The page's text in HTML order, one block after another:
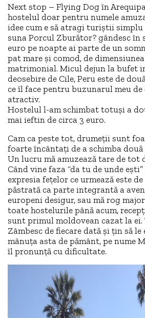
Next stop – Flying Dog în
hostelul doar pentru numele
idee cum e să atragi turiștii simplu
suna Porcul Zburător? gândesc în
euro pe noapte ai parte de un
pat mare și comod, de
matrimonial. Micul dejun la bufet
deosebire de Cile, Peru este de
ce îl face pentru buzunarul meu
atractiv.
Hostelul l-am schimbat totuși a
mai ieftin de circa 3 euro.
Cam ca peste tot, drumeții sunt
foarte încântați de a schimba două
Un lucru mă amuzează tare de tot
Când vine faza “da tu de unde
expresia fețelor ce urmează este
păstrată ca parte integrantă a
europeni desigur, sau mă rog
toate hostelurile până acum,
sunt primul moldovean cazat la
Zâmbesc de fiecare dată și țin să
mânuța asta de pământ, pe nume
îl pronunță cu dificultate.